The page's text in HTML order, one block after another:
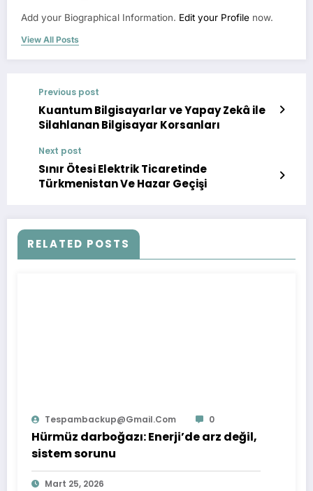
Add your Biographical Information. Edit your Profile now.
View All Posts
Previous post
Kuantum Bilgisayarlar ve Yapay Zekâ ile
Silahlanan Bilgisayar Korsanları
Next post
Sınır Ötesi Elektrik Ticaretinde
Türkmenistan Ve Hazar Geçişi
RELATED POSTS
Tespambackup@gmail.com 0
Hürmüz darboğazı: Enerji’de arz değil,
sistem sorunu
Mart 25, 2026